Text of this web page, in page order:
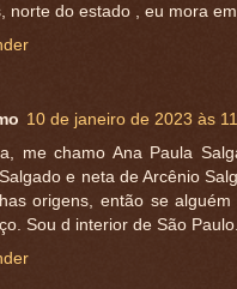
norte do estado , eu mora
10 de janeiro de 2023 às
me chamo Ana Paula
e neta de Arcênio
origens, então se
Sou d interior de São Paulo.